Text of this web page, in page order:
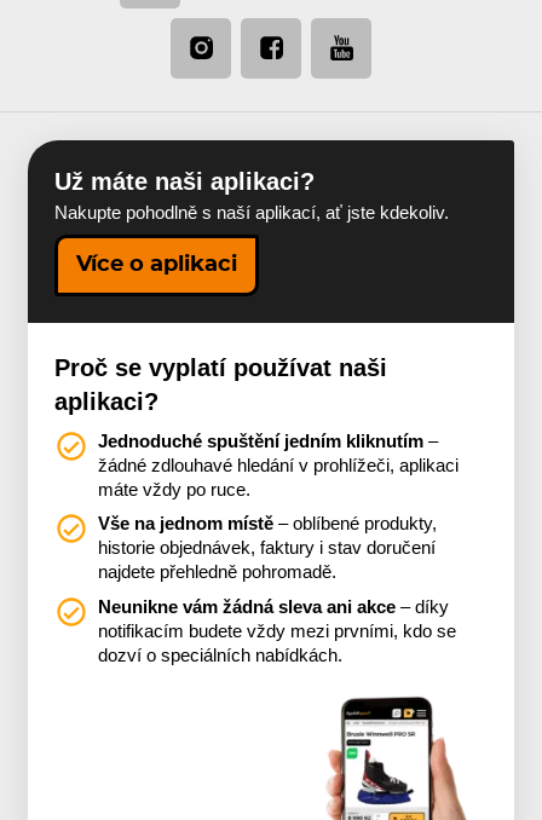
Už máte naši aplikaci?
Nakupte pohodlně s naší aplikací, ať jste kdekoliv.
Více o aplikaci
Proč se vyplatí používat naši
aplikaci?
Jednoduché spuštění jedním kliknutím –
žádné zdlouhavé hledání v prohlížeči, aplikaci
máte vždy po ruce.
Vše na jednom místě – oblíbené produkty,
historie objednávek, faktury i stav doručení
najdete přehledně pohromadě.
Neunikne vám žádná sleva ani akce – díky
notifikacím budete vždy mezi prvními, kdo se
dozví o speciálních nabídkách.